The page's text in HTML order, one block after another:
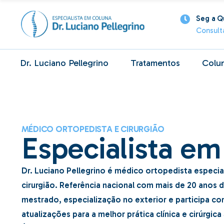
Seg a
Dr. Luciano Pellegrino
Agendar Consulta
Tratamentos
Bloqueio Facetário
Cirurgia Minimamente
Invasiva da Coluna
Cirurgia de Hérnia de
Disco
Cirurgia de Estenose
Lombar
Sobre Mim
MÉDICO ORTOPEDISTA E CIRURGIÃO
Especialista
Dr. Luciano Pellegrino é médico ortopedista
cirurgião. Referência nacional com mais de 20 anos
mestrado, especialização no exterior e participa
atualizações para a melhor prática clínica e